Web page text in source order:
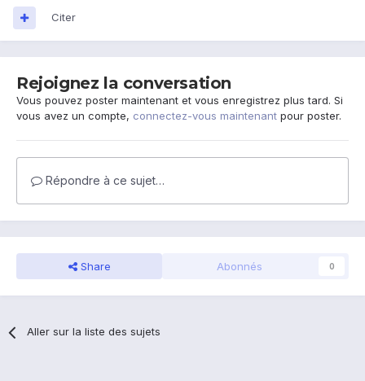
Citer
Rejoignez la conversation
Vous pouvez poster maintenant et vous enregistrez plus tard. Si
vous avez un compte, connectez-vous maintenant pour poster.
Répondre à ce sujet…
Share Abonnés 0
Aller sur la liste des sujets